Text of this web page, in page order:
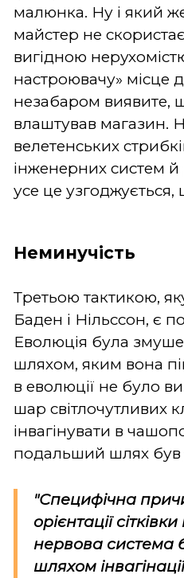
малюнка. Ну і який
майстер не
вигідною
настроювачу» місце
незабаром виявите,
влаштував магазин.
велетенських
інженерних систем й
усе це
Неминучість
Третьою тактикою,
Баден і Нільссон, є
Еволюція була
шляхом, яким вона
в еволюції не було
шар світлочутливих
інвагінувати в
подальший шлях був
"Специфічна
орієнтації
нервова система
шляхом